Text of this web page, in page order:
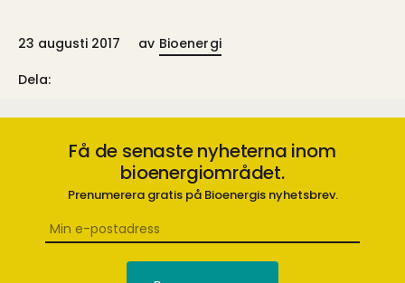
23 augusti 2017 av Bioenergi
Dela:
Få de senaste nyheterna inom
bioenergiområdet.
Prenumerera gratis på Bioenergis nyhetsbrev.